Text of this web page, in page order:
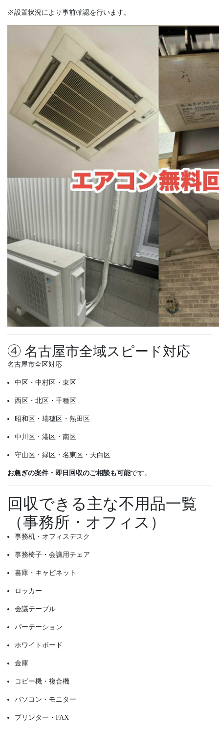
※設置状況により事前確認を行います。
④ 名古屋市全域スピード対応
名古屋市全区対応
中区・中村区・東区
西区・北区・千種区
昭和区・瑞穂区・熱田区
中川区・港区・南区
守山区・緑区・名東区・天白区
お急ぎの案件・即日回収のご相談も可能です。
回収できる主な不用品一覧
（事務所・オフィス）
事務机・オフィスデスク
事務椅子・会議用チェア
書庫・キャビネット
ロッカー
会議テーブル
パーテーション
ホワイトボード
金庫
コピー機・複合機
パソコン・モニター
プリンター・FAX